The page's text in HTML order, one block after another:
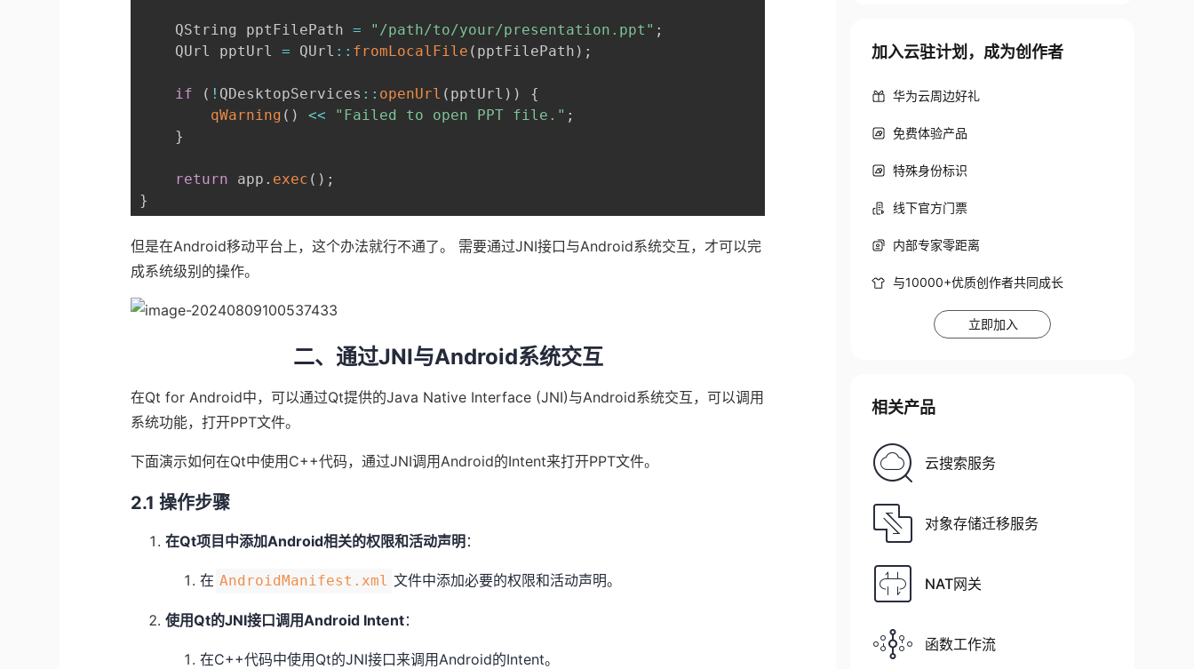
    QString pptFilePath
= "/path/to/your/presentation.ppt" ;
    QUrl pptUrl
= QUrl : : fromLocalFile ( pptFilePath ) ;
if
( ! QDesktopServices : : openUrl ( pptUrl ) )
{
qWarning ( ) << "Failed to open PPT file." ;
}
return app . exec ( ) ;
}
但是在Android移动平台上，这个办法就行不通了。 需要通过JNI接口与Android系统交互，才可以完
成系统级别的操作。
二、通过JNI与Android系统交互
在Qt for Android中，可以通过Qt提供的Java Native Interface (JNI)与Android系统交互，可以调用
系统功能，打开PPT文件。
下面演示如何在Qt中使用C++代码，通过JNI调用Android的Intent来打开PPT文件。
2.1 操作步骤
在Qt项目中添加Android相关的权限和活动声明 ：
在 AndroidManifest.xml 文件中添加必要的权限和活动声明。
使用Qt的JNI接口调用Android Intent：
在C++代码中使用Qt的JNI接口来调用Android的Intent。
加入云驻计划，成为创作者
华为云周边好礼
免费体验产品
特殊身份标识
线下官方门票
内部专家零距离
与10000+优质创作者共同成长
立即加入
相关产品
云搜索服务
对象存储迁移服务
NAT网关
函数工作流